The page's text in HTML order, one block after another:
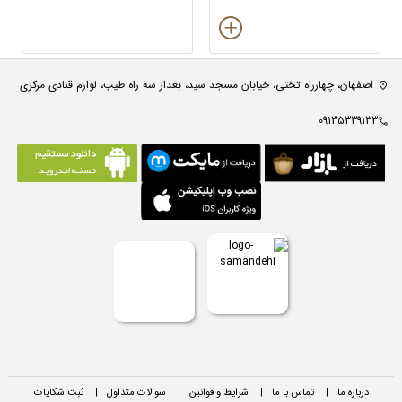
اصفهان، چهارراه تختی، خیابان مسجد سید، بعداز سه راه طیب، لوازم قنادی مرکزی
09135339133
درباره ما | تماس با ما | شرایط و قوانین | سوالات متداول | ثبت شکایات